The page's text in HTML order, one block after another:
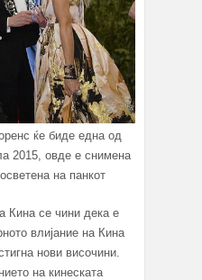
ќе биде една од
2015, овде е снимена
на панкот
Кина се чини дека е
влијание на Кина
нови височини.
на кинеската